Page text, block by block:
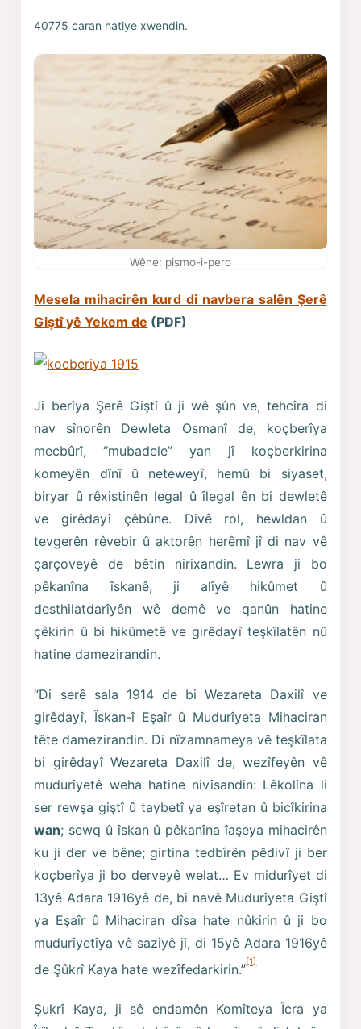
40775 caran hatiye xwendin.
Wêne: pismo-i-pero
Mesela mihacirên kurd di navbera salên Şerê
Giştî yê Yekem de (PDF)
Ji berîya Şerê Giştî û ji wê şûn ve, tehcîra di
nav sînorên Dewleta Osmanî de, koçberîya
mecbûrî, “mubadele” yan jî koçberkirina
komeyên dînî û neteweyî, hemû bi siyaset,
biryar û rêxistinên legal û îlegal ên bi dewletê
ve girêdayî çêbûne. Divê rol, hewldan û
tevgerên rêvebir û aktorên herêmî jî di nav vê
çarçoveyê de bêtin nirixandin. Lewra ji bo
pêkanîna îskanê, ji alîyê hikûmet û
desthilatdarîyên wê demê ve qanûn hatine
çêkirin û bi hikûmetê ve girêdayî teşkîlatên nû
hatine damezirandin.
“Di serê sala 1914 de bi Wezareta Daxilî ve
girêdayî, Îskan-î Eşaîr û Mudurîyeta Mihaciran
tête damezirandin. Di nîzamnameya vê teşkîlata
bi girêdayî Wezareta Daxilî de, wezîfeyên vê
mudurîyetê weha hatine nivîsandin: Lêkolîna li
ser rewşa giştî û taybetî ya eşîretan û bicîkirina
wan; sewq û îskan û pêkanîna îaşeya mihacirên
ku ji der ve bêne; girtina tedbîrên pêdivî ji ber
koçberîya ji bo derveyê welat… Ev midurîyet di
13yê Adara 1916yê de, bi navê Mudurîyeta Giştî
ya Eşaîr û Mihaciran dîsa hate nûkirin û ji bo
mudurîyetîya vê sazîyê jî, di 15yê Adara 1916yê
de Şûkrî Kaya hate wezîfedarkirin.”[1]
Şukrî Kaya, ji sê endamên Komîteya Îcra ya